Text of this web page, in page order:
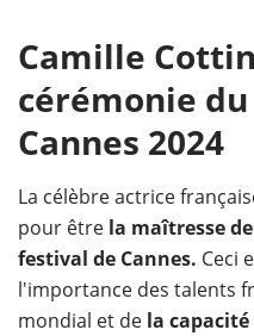
Camille
cérémonie
Cannes 2024
La célèbre actrice
pour être la maîtresse
festival de Cannes. Ceci
l'importance des talents
mondial et de la